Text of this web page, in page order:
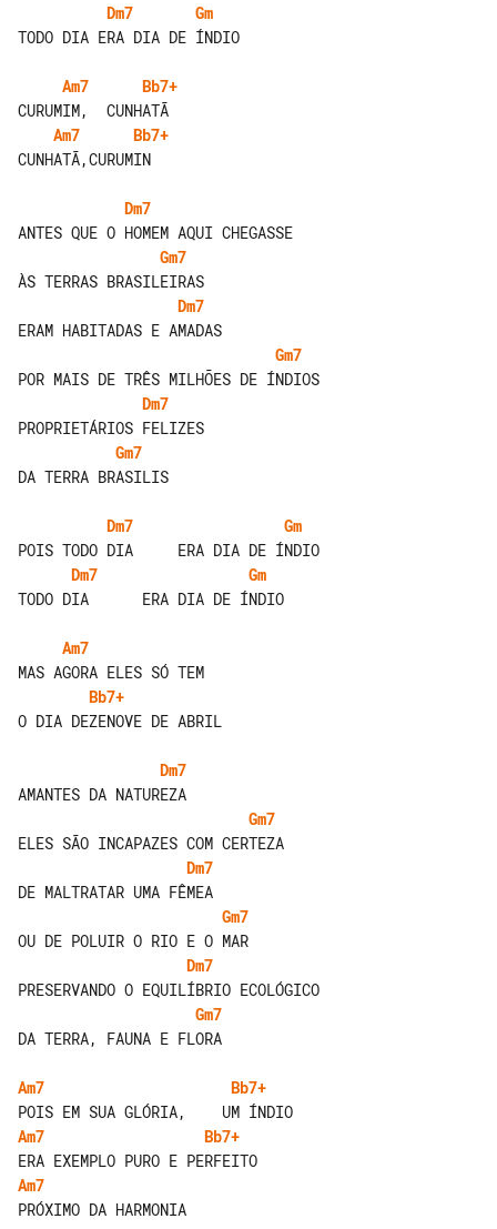
Dm7
Gm
TODO DIA ERA DIA DE ÍNDIO
Am7
Bb7+
Am7
Bb7+
CUNHATÃ,CURUMIN
Dm7
Gm7
Dm7
Gm7
Dm7
Gm7
DA TERRA BRASILIS
Dm7
Gm
Dm7
Gm
TODO DIA      ERA DIA DE ÍNDIO
Am7
Bb7+
O DIA DEZENOVE DE ABRIL
Dm7
Gm7
Dm7
Gm7
Dm7
Gm7
DA TERRA, FAUNA E FLORA
Am7
Bb7+
Am7
Bb7+
Am7
PRÓXIMO DA HARMONIA